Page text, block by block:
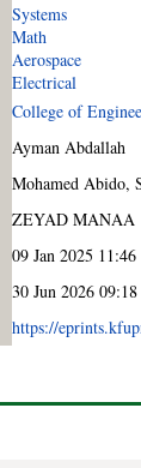
Systems
Math
Aerospace
Electrical
College of
Ayman Abdallah
Mohamed Abido,
ZEYAD MANAA
09 Jan 2025 11:46
30 Jun 2026 09:18
https://